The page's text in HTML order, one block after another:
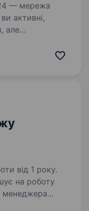
активні,
але
німецькі марки
від 1 року.
менеджера